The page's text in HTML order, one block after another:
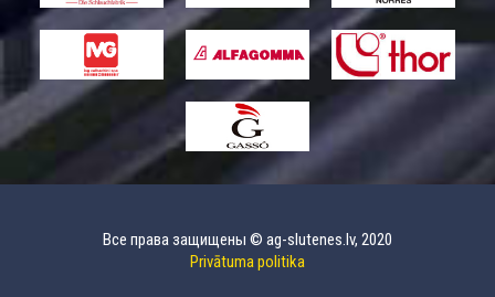
Все права защищены © ag-slutenes.lv, 2020
Privātuma politika